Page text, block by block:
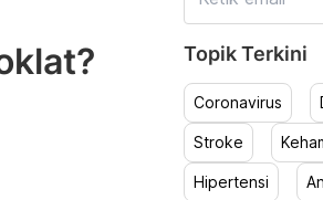
Topik Terkini
Coronavirus
Stroke
Hipertensi